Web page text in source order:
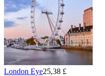
London Eye25,38 £